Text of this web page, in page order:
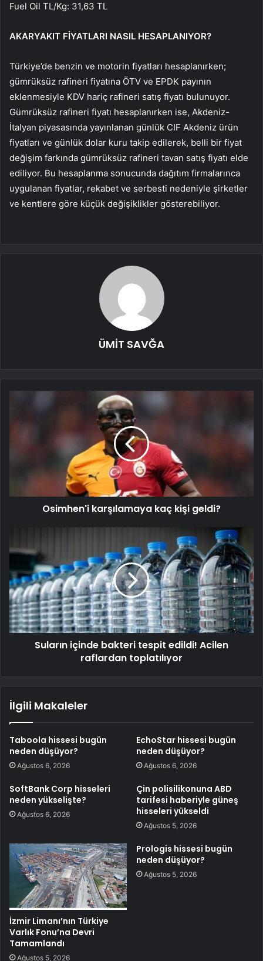
Fuel Oil TL/Kg: 31,63 TL
AKARYAKIT FİYATLARI NASIL HESAPLANIYOR?
Türkiye’de benzin ve motorin fiyatları hesaplanırken;
gümrüksüz rafineri fiyatına ÖTV ve EPDK payının
eklenmesiyle KDV hariç rafineri satış fiyatı bulunuyor.
Gümrüksüz rafineri fiyatı hesaplanırken ise, Akdeniz-
İtalyan piyasasında yayınlanan günlük CIF Akdeniz ürün
fiyatları ve günlük dolar kuru takip edilerek, belli bir fiyat
değişim farkında gümrüksüz rafineri tavan satış fiyatı elde
ediliyor. Bu hesaplanma sonucunda dağıtım firmalarınca
uygulanan fiyatlar, rekabet ve serbesti nedeniyle şirketler
ve kentlere göre küçük değişiklikler gösterebiliyor.
ÜMİT SAVĞA
Osimhen'i karşılamaya kaç kişi geldi?
Suların içinde bakteri tespit edildi! Acilen
raflardan toplatılıyor
İlgili Makaleler
Taboola hissesi bugün
neden düşüyor?
Ağustos 6, 2026
EchoStar hissesi bugün
neden düşüyor?
Ağustos 6, 2026
SoftBank Corp hisseleri
neden yükselişte?
Ağustos 6, 2026
Çin polisilikonuna ABD
tarifesi haberiyle güneş
hisseleri yükseldi
Ağustos 5, 2026
İzmir Limanı’nın Türkiye
Varlık Fonu’na Devri
Tamamlandı
Ağustos 5, 2026
Prologis hissesi bugün
neden düşüyor?
Ağustos 5, 2026